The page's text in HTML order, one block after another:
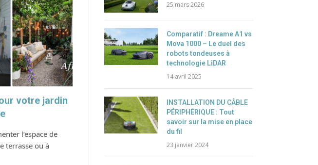
votre jardin
l’espace de
terrasse ou à
25 mars 2026
Comparatif : Dreame A1 vs
Mova 1000 – Le duel des
robots tondeuses à
technologie LiDAR
14 avril 2025
INSTALLATION DU CÂBLE
PÉRIPHÉRIQUE : Tout
savoir sur la mise en place
du fil
23 janvier 2024